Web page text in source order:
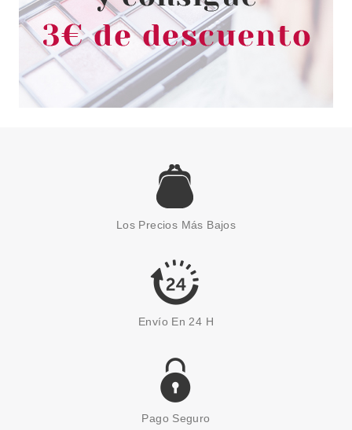
ESSENCE
ESSENCE THE GAME EDIT
LÁPIZ LABIAL DIFUMINADO 01
GAME, SET, BLUR!
2.48€
Los Precios Más Bajos
Envío En 24 H
Pago Seguro